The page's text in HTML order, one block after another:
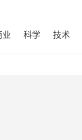
业 科学 技术